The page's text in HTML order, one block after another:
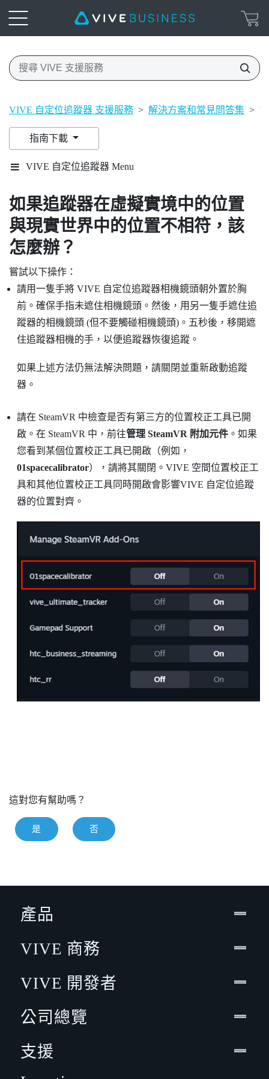
VIVE 自定位追蹤器 支援服務 > 解決方案和常見問答集 >
指南下載
VIVE 自定位追蹤器 Menu
如果追蹤器在虛擬實境中的位置
與現實世界中的位置不相符，該
怎麼辦？
嘗試以下操作：
請用一隻手將 VIVE 自定位追蹤器相機鏡頭朝外置於胸
前。確保手指未遮住相機鏡頭。然後，用另一隻手遮住追
蹤器的相機鏡頭 (但不要觸碰相機鏡頭)。五秒後，移開遮
住追蹤器相機的手，以便追蹤器恢復追蹤。
如果上述方法仍無法解決問題，請關閉並重新啟動追蹤
器。
請在 SteamVR 中檢查是否有第三方的位置校正工具已開
啟。在 SteamVR 中，前往管理 SteamVR 附加元件。如果
您看到某個位置校正工具已開啟（例如，
01spacecalibrator），請將其關閉。 VIVE 空間位置校正工
具和其他位置校正工具同時開啟會影響VIVE 自定位追蹤
器的位置對齊。
這對您有幫助嗎？
是 否
產品
VIVE 商務
VIVE 開發者
公司總覽
支援